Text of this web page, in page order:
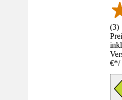
(3)
€*/